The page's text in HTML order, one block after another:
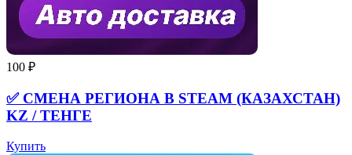
100 ₽
✅ СМЕНА РЕГИОНА В STEAM (КАЗАХСТАН)
KZ / ТЕНГЕ
Купить